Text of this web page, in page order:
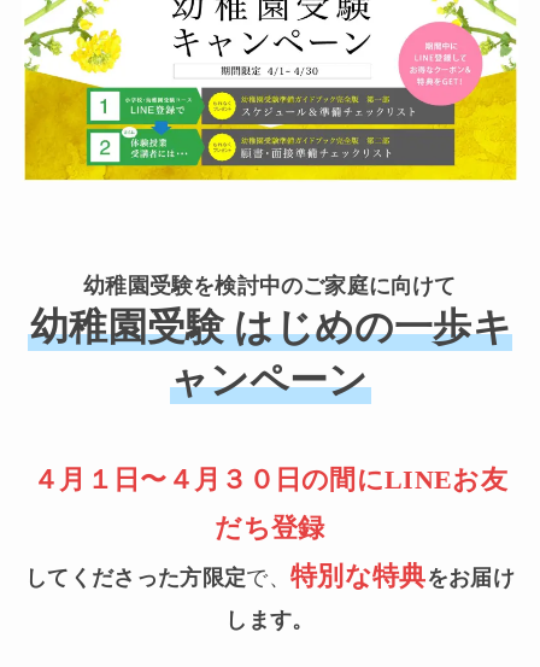
幼稚園受験を検討中のご家庭に向けて
幼稚園受験 はじめの一歩キ
ャンペーン
４月１日〜４月３０日の間にLINEお友
だち登録
してくださった方限定で、 特別な特典をお届け
します。